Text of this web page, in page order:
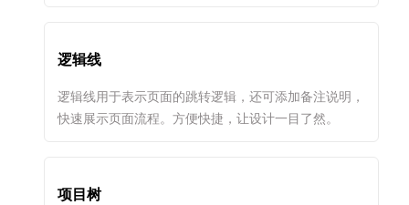
逻辑线
逻辑线用于表示页面的跳转逻辑，还可添加备注说明，
快速展示页面流程。方便快捷，让设计一目了然。
项目树